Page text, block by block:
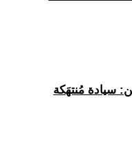
سيادة مُنتهَكة